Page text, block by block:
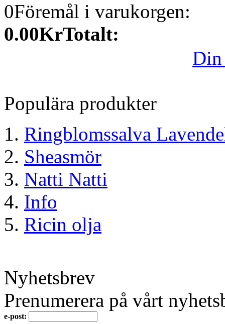
0Föremål i varukorgen:
0.00KrTotalt:
Din
Populära produkter
Ringblomssalva
Sheasmör
Natti Natti
Info
Ricin olja
Nyhetsbrev
Prenumerera på vårt
e-post: